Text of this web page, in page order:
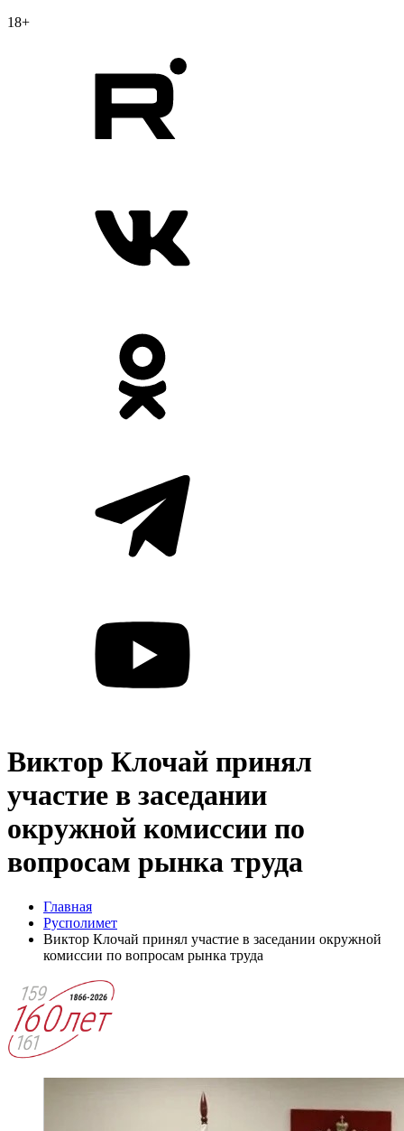
18+
Виктор Клочай принял
участие в заседании
окружной комиссии по
вопросам рынка труда
Главная
Русполимет
Виктор Клочай принял участие в заседании окружной
комиссии по вопросам рынка труда